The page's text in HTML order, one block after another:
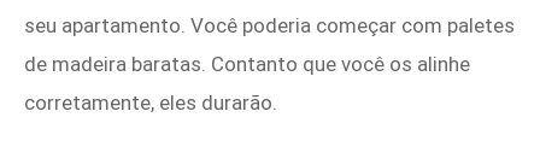
seu apartamento. Você poderia começar com paletes
de madeira baratas. Contanto que você os alinhe
corretamente, eles durarão.